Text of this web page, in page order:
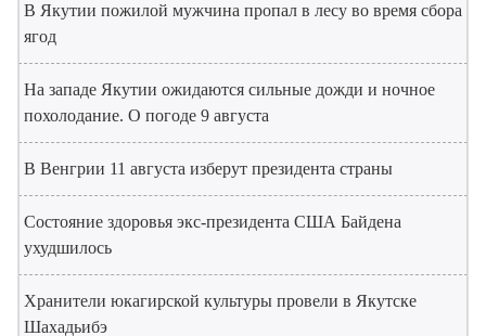
В Якутии пожилой мужчина пропал в лесу во время сбора
ягод
На западе Якутии ожидаются сильные дожди и ночное
похолодание. О погоде 9 августа
В Венгрии 11 августа изберут президента страны
Состояние здоровья экс-президента США Байдена
ухудшилось
Хранители юкагирской культуры провели в Якутске
Шахадьибэ